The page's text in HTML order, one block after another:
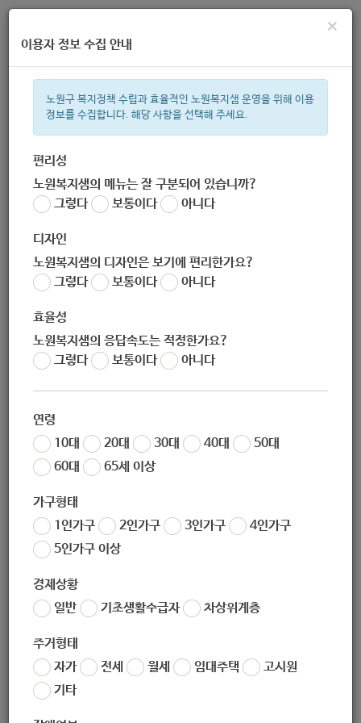
주간 인기검색어
한눈으로 보는 복지 정보
×
이용자 정보 수집 안내
노원구 복지정책 수립과 효율적인 노원복지샘 운영을 위해 이용
정보를 수집합니다. 해당 사항을 선택해 주세요.
편리성
노원복지샘의 메뉴는 잘 구분되어 있습니까?
그렇다
보통이다 아니다
디자인
노원복지샘의 디자인은 보기에 편리한가요?
그렇다
보통이다 아니다
효율성
노원복지샘의 응답속도는 적정한가요?
그렇다
보통이다 아니다
연령
10대
20대 30대 40대
50대
60대
65세 이상
가구형태
1인가구
2인가구 3인가구
4인가구
5인가구 이상
경제상황
일반
기초생활수급자 차상위계층
주거형태
자가
전세 월세 임대주택
고시원
기타
[미디어홍보과] 2020년 노원구 10대 뉴스 선정 결과 발표
노원 복지샘
작성일 2020-12-22 13:54
좋아요0 싫어요
[녹색환경과] 2020년 하절기 에코마일리지 우수단체 선정
목록보기